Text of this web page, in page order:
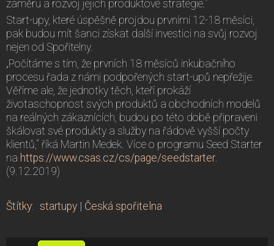
záměru a rozvoj jejich produktové strategie.“
Start-upy, které úspěšně projdou prvními 12-18 měsíci,
pak budou mít šanci získat další investici na svůj rozvoj
nejen od Spořitelny.
„Počítáme s tím, že prvních 18 měsíců inkubačního
procesu řada z námi podpořených start-upů nepřežije.
Věříme ale, že jednotky těch, kteří prokáží
životaschopnost svých produktů a obchodních modelů
na reálných zákaznících, budou po této době připraveni
škálovat své produkty a služby na řádově vyšší počty
klientů,“ říká Martin Medek. Více o programu Seed Starter
na https://www.csas.cz/cs/page/seedstarter.
(9.12.2019)
Štítky: startupy | Česká spořitelna